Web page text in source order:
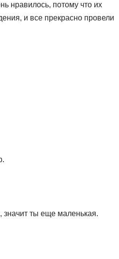
нравилось, потому что их
и все прекрасно провели
значит ты еще маленькая.